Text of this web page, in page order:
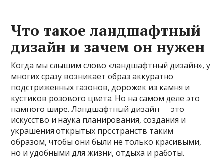
Что такое ландшафтный
дизайн и зачем он нужен
Когда мы слышим слово «ландшафтный дизайн», у
многих сразу возникает образ аккуратно
подстриженных газонов, дорожек из камня и
кустиков розового цвета. Но на самом деле это
намного шире. Ландшафтный дизайн — это
искусство и наука планирования, создания и
украшения открытых пространств таким
образом, чтобы они были не только красивыми,
но и удобными для жизни, отдыха и работы.